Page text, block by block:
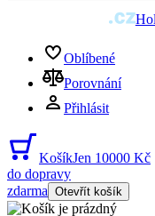
Oblíbené
Porovnání
Přihlásit
KošíkJen 10000 Kč
do dopravy
zdarma Otevřít košík